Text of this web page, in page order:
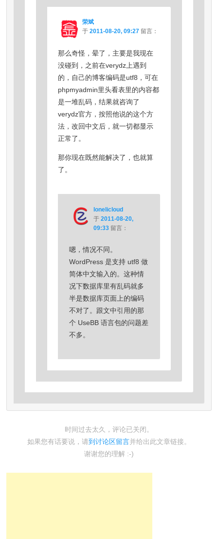
荣斌
于2011-08-20, 09:27 留言：
那么奇怪，晕了，主要是我现在
没碰到，之前在verydz上遇到
的，自己的博客编码是utf8，可在
phpmyadmin里头看表里的内容都
是一堆乱码，结果就咨询了
verydz官方，按照他说的这个方
法，改回中文后，就一切都显示
正常了。
那你现在既然能解决了，也就算
了。
lonelicloud
于2011-08-20,
09:33 留言：
嗯，情况不同。
WordPress 是支持 utf8 做
简体中文输入的。这种情
况下数据库里有乱码就多
半是数据库页面上的编码
不对了。跟文中引用的那
个 UseBB 语言包的问题差
不多。
时间过去太久，评论已关闭。
如果您有话要说，请到讨论区留言并给出此文章链接。
谢谢您的理解 :-)